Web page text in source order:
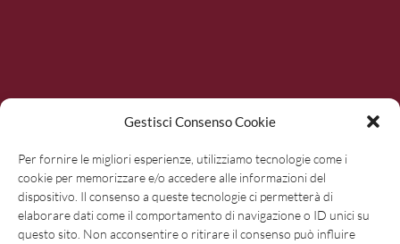
Gestisci Consenso Cookie
Per fornire le migliori esperienze, utilizziamo tecnologie come i
cookie per memorizzare e/o accedere alle informazioni del
dispositivo. Il consenso a queste tecnologie ci permetterà di
elaborare dati come il comportamento di navigazione o ID unici su
questo sito. Non acconsentire o ritirare il consenso può influire